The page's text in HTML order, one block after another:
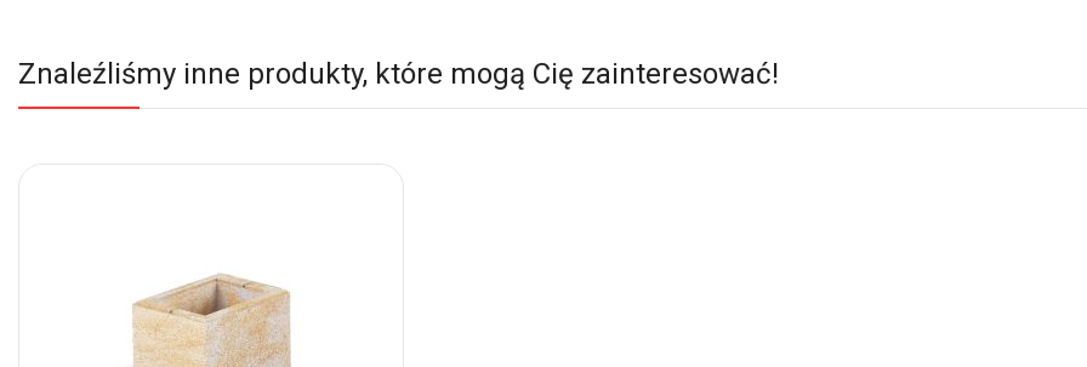
Znaleźliśmy inne produkty, które mogą Cię zainteresować!